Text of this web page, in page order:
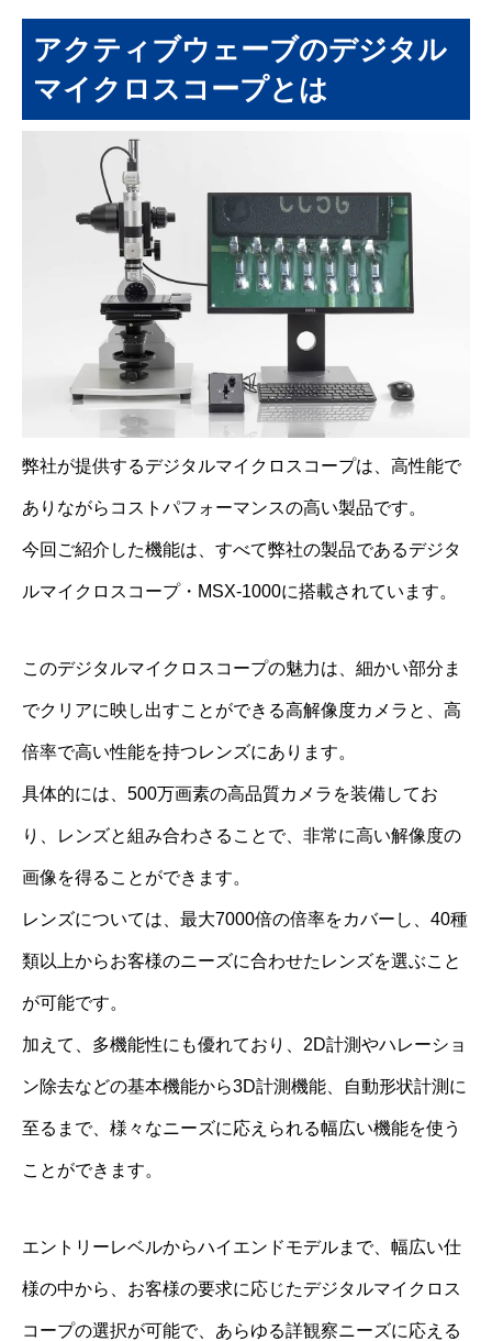
アクティブウェーブのデジタル
マイクロスコープとは
弊社が提供するデジタルマイクロスコープは、高性能で
ありながらコストパフォーマンスの高い製品です。
今回ご紹介した機能は、すべて弊社の製品であるデジタ
ルマイクロスコープ・MSX-1000に搭載されています。
このデジタルマイクロスコープの魅力は、細かい部分ま
でクリアに映し出すことができる高解像度カメラと、高
倍率で高い性能を持つレンズにあります。
具体的には、500万画素の高品質カメラを装備してお
り、レンズと組み合わさることで、非常に高い解像度の
画像を得ることができます。
レンズについては、最大7000倍の倍率をカバーし、40種
類以上からお客様のニーズに合わせたレンズを選ぶこと
が可能です。
加えて、多機能性にも優れており、2D計測やハレーショ
ン除去などの基本機能から3D計測機能、自動形状計測に
至るまで、様々なニーズに応えられる幅広い機能を使う
ことができます。
エントリーレベルからハイエンドモデルまで、幅広い仕
様の中から、お客様の要求に応じたデジタルマイクロス
コープの選択が可能で、あらゆる詳観察ニーズに応える